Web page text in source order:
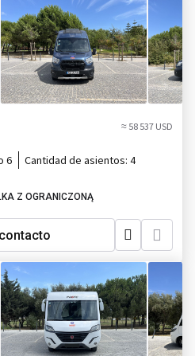
≈ 58 537 USD
6 Cantidad de asientos: 4
Z OGRANICZONĄ